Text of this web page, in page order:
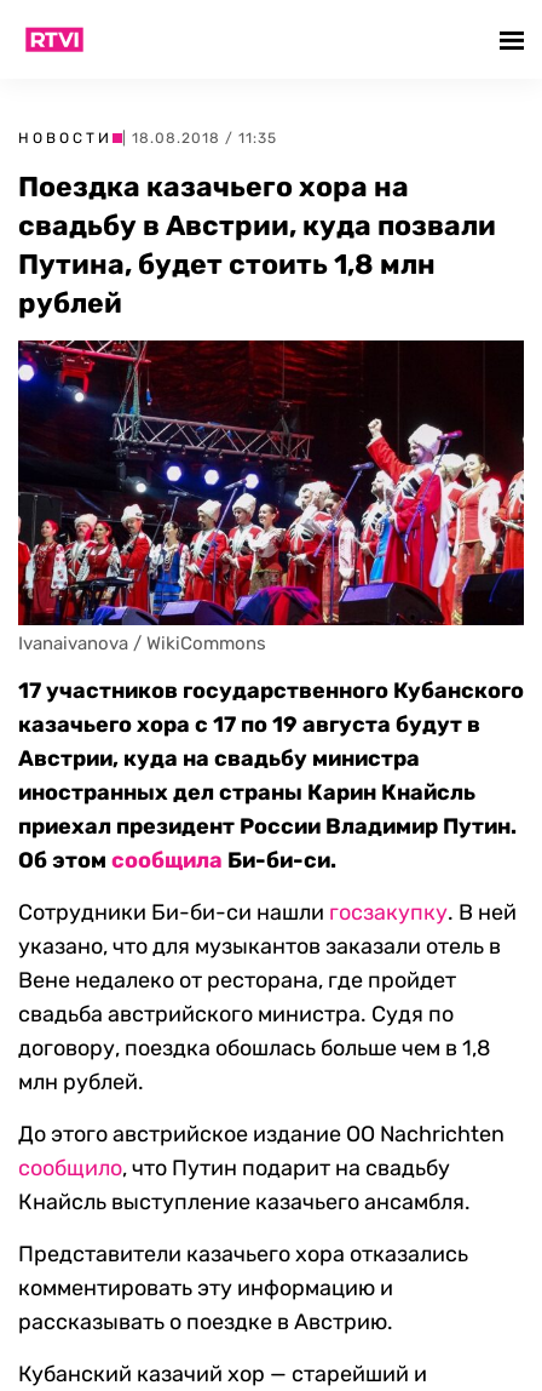
НОВОСТИ | 18.08.2018 / 11:35
Поездка казачьего хора на
свадьбу в Австрии, куда позвали
Путина, будет стоить 1,8 млн
рублей
Ivanaivanova / WikiCommons
17 участников государственного Кубанского
казачьего хора с 17 по 19 августа будут в
Австрии, куда на свадьбу министра
иностранных дел страны Карин Кнайсль
приехал президент России Владимир Путин.
Об этом сообщила Би-би-си.
Сотрудники Би-би-си нашли госзакупку. В ней
указано, что для музыкантов заказали отель в
Вене недалеко от ресторана, где пройдет
свадьба австрийского министра. Судя по
договору, поездка обошлась больше чем в 1,8
млн рублей.
До этого австрийское издание OO Nachrichten
сообщило, что Путин подарит на свадьбу
Кнайсль выступление казачьего ансамбля.
Представители казачьего хора отказались
комментировать эту информацию и
рассказывать о поездке в Австрию.
Кубанский казачий хор — старейший и